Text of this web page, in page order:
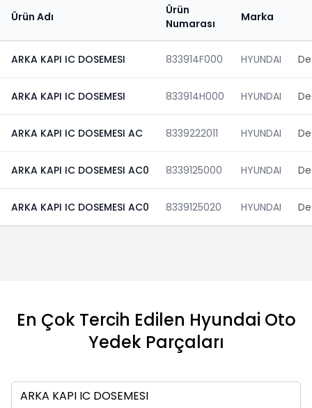
Ürün Adı
Ürün
Numarası
Marka
ARKA KAPI IC DOSEMESI 833914F000 HYUNDAI
ARKA KAPI IC DOSEMESI 833914H000 HYUNDAI
ARKA KAPI IC DOSEMESI AC 8339222011 HYUNDAI
ARKA KAPI IC DOSEMESI AC0 8339125000 HYUNDAI
ARKA KAPI IC DOSEMESI AC0 8339125020 HYUNDAI
En Çok Tercih Edilen Hyundai Oto
Yedek Parçaları
Ara